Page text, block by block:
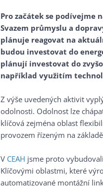
Pro začátek se podívejme
Svazem průmyslu a
plánuje reagovat na
budou investovat do
plánují investovat do
například využitím
Z výše uvedených aktivit
odolnosti. Odolnost lze
klíčová zejména oblast
provozem řízeným na
V CEAH jsme proto
Klíčovými oblastmi, které
automatizované montážní